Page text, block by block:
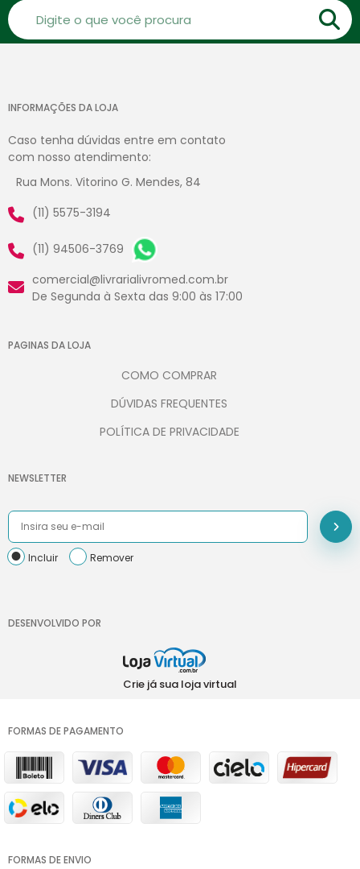
INFORMAÇÕES DA LOJA
Caso tenha dúvidas entre em contato
com nosso atendimento:
Rua Mons. Vitorino G. Mendes, 84
(11) 5575-3194
(11) 94506-3769
comercial@livrarialivromed.com.br
De Segunda à Sexta das 9:00 às 17:00
PAGINAS DA LOJA
COMO COMPRAR
DÚVIDAS FREQUENTES
POLÍTICA DE PRIVACIDADE
NEWSLETTER
Incluir Remover
DESENVOLVIDO POR
Crie já sua loja virtual
FORMAS DE PAGAMENTO
FORMAS DE ENVIO